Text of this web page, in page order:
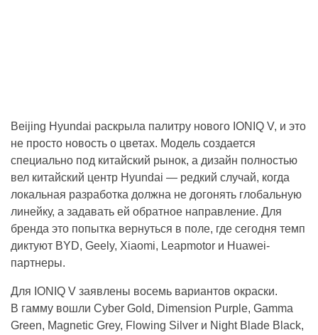
Beijing Hyundai раскрыла палитру нового IONIQ V, и это
не просто новость о цветах. Модель создается
специально под китайский рынок, а дизайн полностью
вел китайский центр Hyundai — редкий случай, когда
локальная разработка должна не догонять глобальную
линейку, а задавать ей обратное направление. Для
бренда это попытка вернуться в поле, где сегодня темп
диктуют BYD, Geely, Xiaomi, Leapmotor и Huawei-
партнеры.
Для IONIQ V заявлены восемь вариантов окраски.
В гамму вошли Cyber Gold, Dimension Purple, Gamma
Green, Magnetic Grey, Flowing Silver и Night Blade Black,